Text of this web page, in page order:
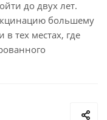
до двух лет.
большему
тех местах, где